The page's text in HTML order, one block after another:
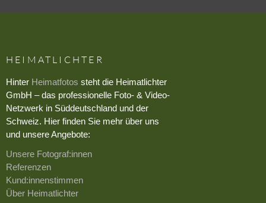
HEIMATLICHTER
Hinter Heimatfotos steht die Heimatlichter
GmbH – das professionelle Foto- & Video-
Netzwerk in Süddeutschland und der
Schweiz. Hier finden Sie mehr über uns
und unsere Angebote:
Unsere Fotograf:innen
Referenzen
Kund:innenstimmen
Über Heimatlichter